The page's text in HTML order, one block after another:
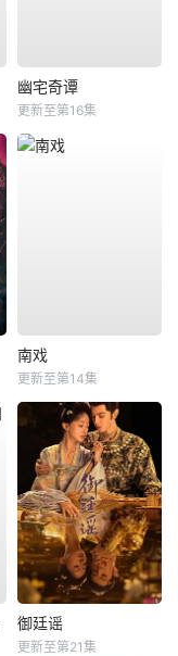
幽宅奇谭
更新至第16集
南戏
更新至第14集
御廷谣
更新至第21集